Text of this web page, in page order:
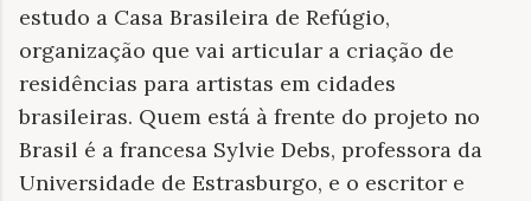
estudo a Casa Brasileira de Refúgio,
organização que vai articular a criação de
residências para artistas em cidades
brasileiras. Quem está à frente do projeto no
Brasil é a francesa Sylvie Debs, professora da
Universidade de Estrasburgo, e o escritor e